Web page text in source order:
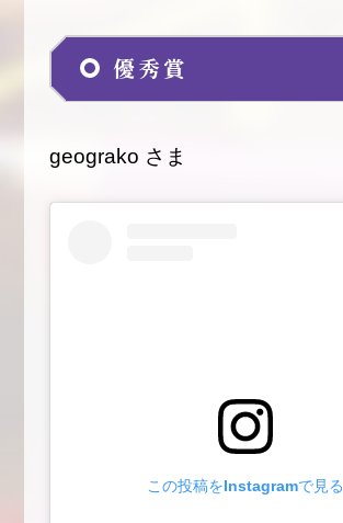
優秀賞
geograko さま
この投稿をInstagramで見る